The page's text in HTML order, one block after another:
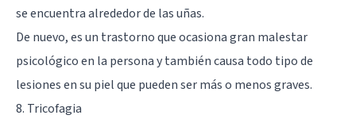
se encuentra alrededor de las uñas.
De nuevo, es un trastorno que ocasiona gran malestar
psicológico en la persona y también causa todo tipo de
lesiones en su piel que pueden ser más o menos graves.
8. Tricofagia